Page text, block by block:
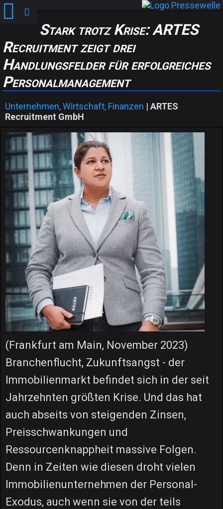
Stark trotz Krise: ARTES
Recruitment zeigt drei
Handlungsfelder für erfolgreiches
Personalmanagement
Unternehmen, Wirtschaft, Finanzen | ARTES
Recruitment GmbH
(Frankfurt am Main, November 2023)
Branchenflucht, Zukunftsangst - der
Immobilienmarkt befindet sich in der seit
Jahrzehnten größten Krise. Und das hat
auch abseits von steigenden Zinsen,
Preisschwankungen und
Ressourcenknappheit massive Folgen.
Denn in Zeiten wie diesen droht vielen
Immobilienunternehmen der Personal-
Exodus, auch wenn sie von der teils